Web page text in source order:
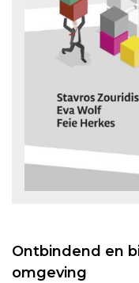
Ontbindend en
omgeving